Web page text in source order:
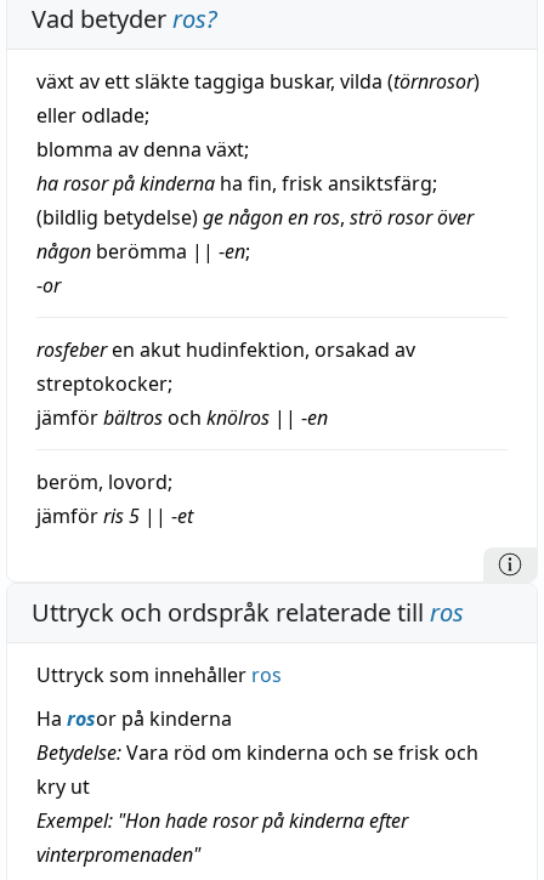
Vad betyderros?
växtav ettsläktetaggiga buskar, vilda (törnrosor)
eller odlade;
blomma av denna växt;
ha rosor på kinderna ha fin, friskansiktsfärg;
(bildlig betydelse)ge någon en ros, strörosor över
någon berömma || -en;
-or
rosfeberen akut hudinfektion, orsakad av
streptokocker;
jämförbältrosoch knölros || -en
beröm, lovord;
jämförris5 || -et
Uttryck och ordspråk relaterade till ros
Uttryck som innehåller ros
Ha rosor på kinderna
Betydelse:Vara röd om kinderna och se frisk och
kry ut
Exempel: "Hon hade rosor på kinderna efter
vinterpromenaden"